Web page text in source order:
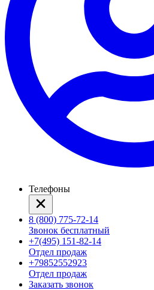
Телефоны
8 (800) 775-72-14
Звонок бесплатный
+7(495) 151-82-14
Отдел продаж
+79852552923
Отдел продаж
Заказать звонок